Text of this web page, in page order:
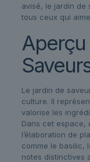
avisé, le jardin de
tous ceux qui
Le jardin de
culture. Il
valorise les
Dans cet espace,
l’élaboration de
comme le basilic,
notes distinctives